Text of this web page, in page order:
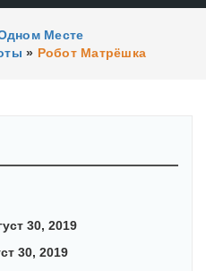
Месте
» Робот Матрёшка
30, 2019
30, 2019